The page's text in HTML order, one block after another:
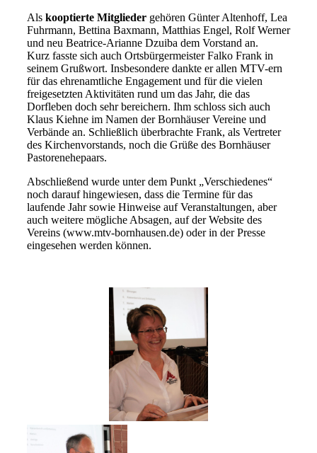
Als kooptierte Mitgliedergehören Günter Altenhoff, Lea
Fuhrmann, Bettina Baxmann, Matthias Engel, Rolf Werner
und neu Beatrice-Arianne Dzuiba dem Vorstand an.
Kurz fasste sich auch Ortsbürgermeister Falko Frank in
seinem Grußwort. Insbesondere dankte er allen MTV-ern
für das ehrenamtliche Engagement und für die vielen
freigesetzten Aktivitäten rund um das Jahr, die das
Dorfleben doch sehr bereichern. Ihm schloss sich auch
Klaus Kiehne im Namen der Bornhäuser Vereine und
Verbände an. Schließlich überbrachte Frank, als Vertreter
des Kirchenvorstands, noch die Grüße des Bornhäuser
Pastorenehepaars.
Abschließend wurde unter dem Punkt „Verschiedenes“
noch darauf hingewiesen, dass die Termine für das
laufende Jahr sowie Hinweise auf Veranstaltungen, aber
auch weitere mögliche Absagen, auf der Website des
Vereins (www.mtv-bornhausen.de) oder in der Presse
eingesehen werden können.